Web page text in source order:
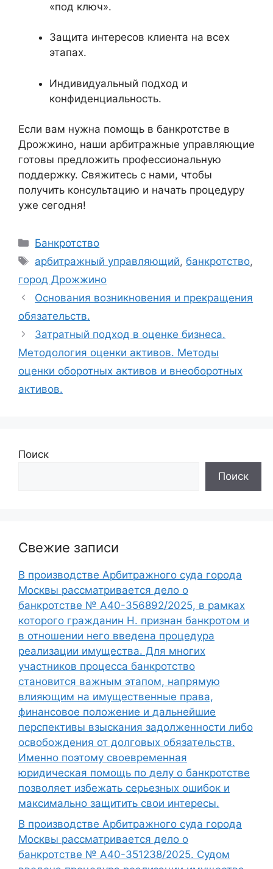
«под ключ».
Защита интересов клиента на всех
этапах.
Индивидуальный подход и
конфиденциальность.
Если вам нужна помощь в банкротстве в
Дрожжино, наши арбитражные управляющие
готовы предложить профессиональную
поддержку. Свяжитесь с нами, чтобы
получить консультацию и начать процедуру
уже сегодня!
Рубрики
Банкротство
Метки
арбитражный управляющий,банкротство,
город Дрожжино
Основания возникновения и прекращения
обязательств.
Затратный подход в оценке бизнеса.
Методология оценки активов. Методы
оценки оборотных активов и внеоборотных
активов.
Поиск
Поиск
Свежие записи
В производстве Арбитражного суда города
Москвы рассматривается дело о
банкротстве № А40-356892/2025, в рамках
которого гражданин Н. признан банкротом и
в отношении него введена процедура
реализации имущества. Для многих
участников процесса банкротство
становится важным этапом, напрямую
влияющим на имущественные права,
финансовое положение и дальнейшие
перспективы взыскания задолженности либо
освобождения от долговых обязательств.
Именно поэтому своевременная
юридическая помощь по делу о банкротстве
позволяет избежать серьезных ошибок и
максимально защитить свои интересы.
В производстве Арбитражного суда города
Москвы рассматривается дело о
банкротстве № А40-351238/2025. Судом